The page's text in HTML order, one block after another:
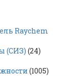
Raychem
(СИЗ) (24)
(1005)